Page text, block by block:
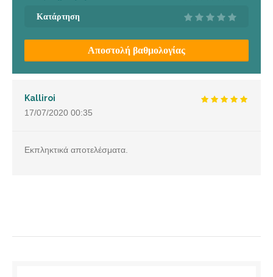
Κατάρτηση
Αποστολή βαθμολογίας
Kalliroi
17/07/2020 00:35
Εκπληκτικά αποτελέσματα.